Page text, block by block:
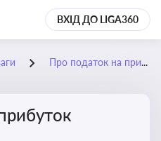
ВХІД ДО LIGA360
Про податок на прибуток